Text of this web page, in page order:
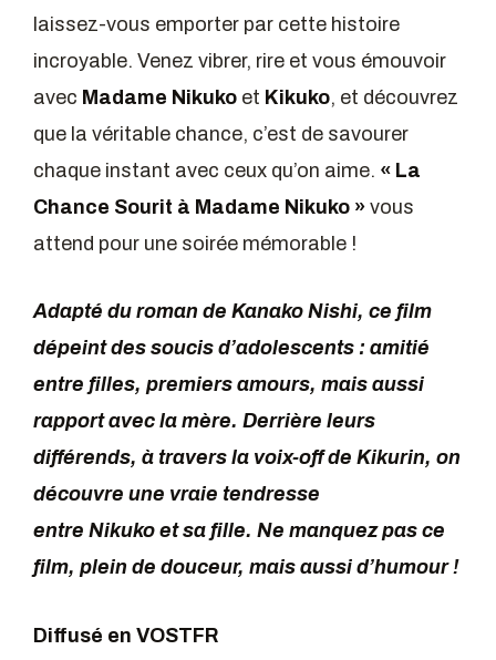
laissez-vous emporter par cette histoire
incroyable. Venez vibrer, rire et vous émouvoir
avec Madame Nikuko et Kikuko, et découvrez
que la véritable chance, c’est de savourer
chaque instant avec ceux qu’on aime. « La
Chance Sourit à Madame Nikuko » vous
attend pour une soirée mémorable !
Adapté du roman de Kanako Nishi, ce film
dépeint des soucis d’adolescents : amitié
entre filles, premiers amours, mais aussi
rapport avec la mère. Derrière leurs
différends, à travers la voix-off de Kikurin, on
découvre une vraie tendresse
entre Nikuko et sa fille. Ne manquez pas ce
film, plein de douceur, mais aussi d’humour !
Diffusé en VOSTFR